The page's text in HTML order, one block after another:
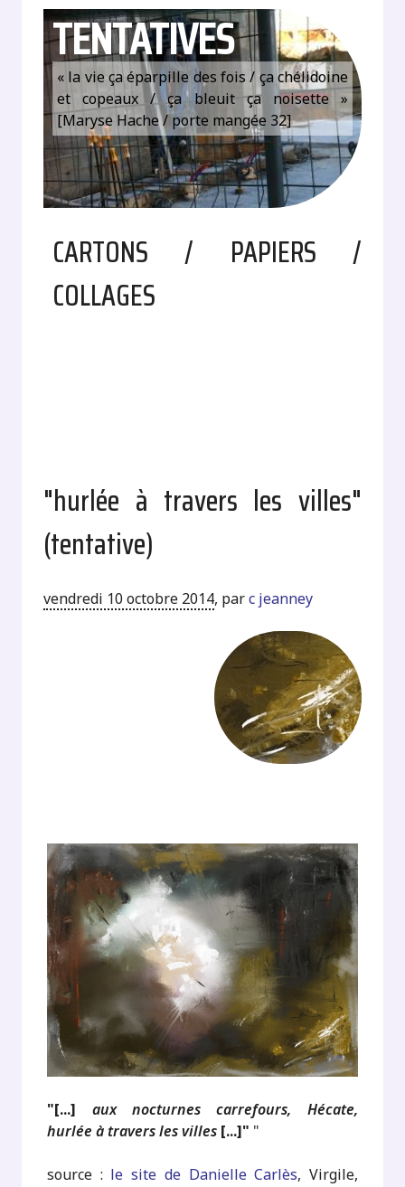
TENTATIVES
« la vie ça éparpille des fois / ça chélidoine
et copeaux / ça bleuit ça noisette »
[Maryse Hache / porte mangée 32]
CARTONS / PAPIERS /
COLLAGES
"hurlée à travers les villes"
(tentative)
vendredi 10 octobre 2014, parc jeanney
"[...] aux nocturnes carrefours, Hécate,
hurlée à travers les villes [...]" "
source : le site de Danielle Carlès, Virgile,